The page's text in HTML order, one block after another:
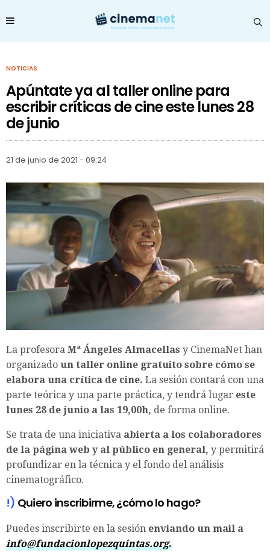
NOTICIAS
Apúntate ya al taller online para
escribir críticas de cine este lunes 28
de junio
21 de junio de 2021 - 09:24
La profesora Mª Ángeles Almacellas y CinemaNet han
organizado un taller online gratuito sobre cómo se
elabora una crítica de cine. La sesión contará con una
parte teórica y una parte práctica, y tendrá lugar este
lunes 28 de junio a las 19,00h, de forma online.
Se trata de una iniciativa abierta a los colaboradores
de la página web y al público en general, y permitirá
profundizar en la técnica y el fondo del análisis
cinematográfico.
!) Quiero inscribirme, ¿cómo lo hago?
Puedes inscribirte en la sesión enviando un mail a
info@fundacionlopezquintas.org.